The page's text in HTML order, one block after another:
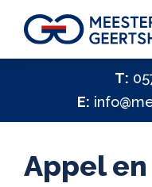
Vakantiegeld
Hulp nodig?
Help ons helpen
T:
E:
Appel en